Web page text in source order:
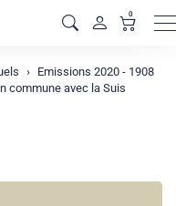
0
Emissions 2020 - 1908
commune avec la Suis